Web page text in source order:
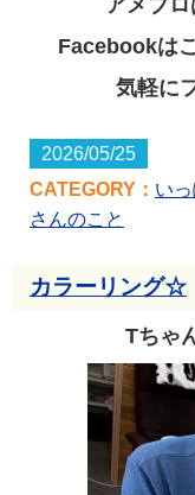
Facebookは
気軽に
2026/05/25
CATEGORY： い
さんのこと
カラーリング☆
Tちゃ